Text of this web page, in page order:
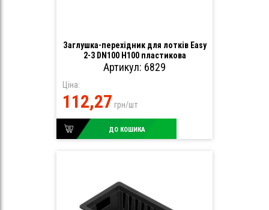
Заглушка-перехідник для лотків Easy
2-3 DN100 H100 пластикова
Артикул: 6829
Ціна:
112,27 грн/шт
ДО КОШИКА